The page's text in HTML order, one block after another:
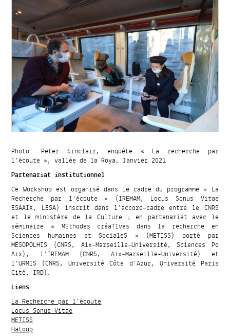
Photo: Peter Sinclair, enquête « La recherche par
l’écoute », vallée de la Roya, Janvier 2021
Partenariat institutionnel
Ce Workshop est organisé dans le cadre du programme « La
Recherche par l’écoute » (IREMAM, Locus Sonus Vitae
ESAAIX, LESA) inscrit dans l’accord-cadre entre le CNRS
et le ministère de la Culture ; en partenariat avec le
séminaire « MEthodes créaTIves dans la recherche en
Sciences humaines et SocialeS » (METISS) porté par
MESOPOLHIS (CNRS, Aix-Marseille-Université, Sciences Po
Aix), l’IREMAM (CNRS, Aix-Marseille-Université) et
l’URMIS (CNRS, Université Côte d’Azur, Université Paris
Cité, IRD).
Liens
La Recherche par l’écoute
Locus Sonus Vitae
METISS
Hatoup